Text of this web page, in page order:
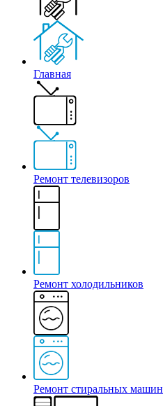
Главная
Ремонт телевизоров
Ремонт холодильников
Ремонт стиральных машин